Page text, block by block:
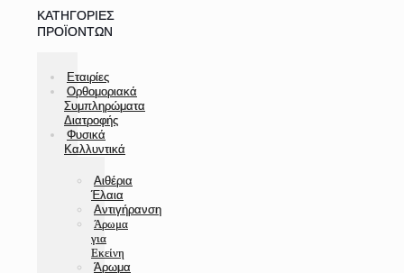
ΚΑΤΗΓΟΡΊΕΣ
ΠΡΟΪΌΝΤΩΝ
Εταιρίες
Ορθομοριακά
Συμπληρώματα
Διατροφής
Φυσικά
Καλλυντικά
Αιθέρια
Έλαια
Αντιγήρανση
Άρωμα
για
Εκείνη
Άρωμα